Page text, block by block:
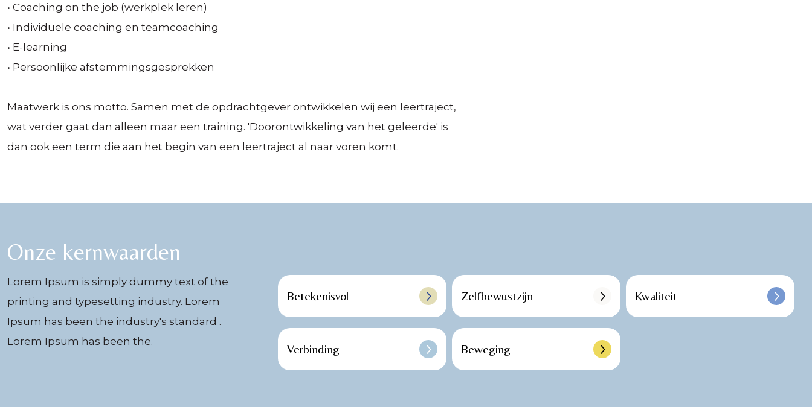
• Coaching on the job (werkplek leren)
• Individuele coaching en teamcoaching
• E-learning
• Persoonlijke afstemmingsgesprekken
Maatwerk is ons motto. Samen met de opdrachtgever ontwikkelen wij een leertraject,
wat verder gaat dan alleen maar een training. 'Doorontwikkeling van het geleerde' is
dan ook een term die aan het begin van een leertraject al naar voren komt.
Onze kernwaarden
Lorem Ipsum is simply dummy text of the
printing and typesetting industry. Lorem
Ipsum has been the industry's standard .
Lorem Ipsum has been the.
Betekenisvol Zelfbewustzijn Kwaliteit
Verbinding Beweging